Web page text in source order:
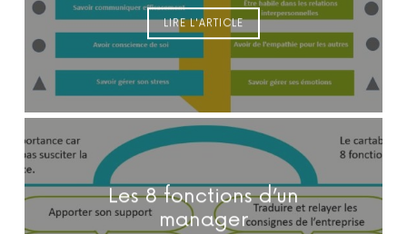
LIRE L'ARTICLE
Les 8 fonctions d’un
manager